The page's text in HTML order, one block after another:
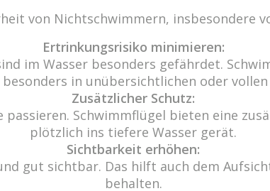
von Nichtschwimmern, insbesondere
Ertrinkungsrisiko minimieren:
im Wasser besonders gefährdet.
in unübersichtlichen oder vollen
Zusätzlicher Schutz:
Schwimmflügel bieten eine
plötzlich ins tiefere Wasser gerät.
Sichtbarkeit erhöhen:
gut sichtbar. Das hilft auch dem
behalten.